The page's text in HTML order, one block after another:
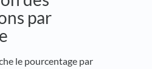
par
le pourcentage par